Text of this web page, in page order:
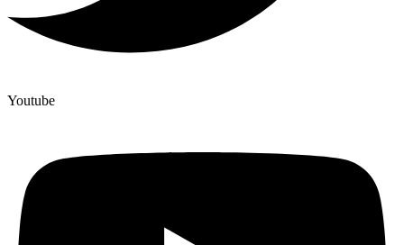
Youtube